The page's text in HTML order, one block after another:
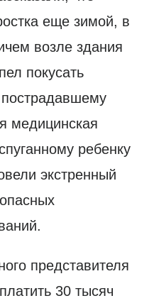
еще зимой, в
возле здания
покусать
пострадавшему
медицинская
ребенку
экстренный
представителя
30 тысяч